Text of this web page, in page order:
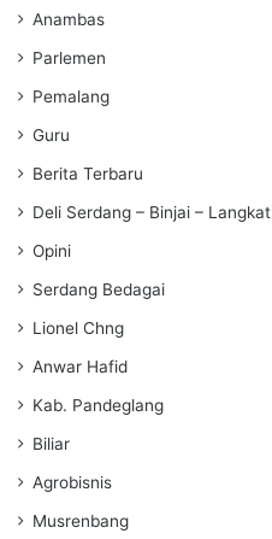
Anambas
Parlemen
Pemalang
Guru
Berita Terbaru
Deli Serdang – Binjai – Langkat
Opini
Serdang Bedagai
Lionel Chng
Anwar Hafid
Kab. Pandeglang
Biliar
Agrobisnis
Musrenbang